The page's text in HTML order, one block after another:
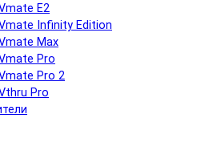
E2
Infinity Edition
Max
Pro
Pro 2
Pro